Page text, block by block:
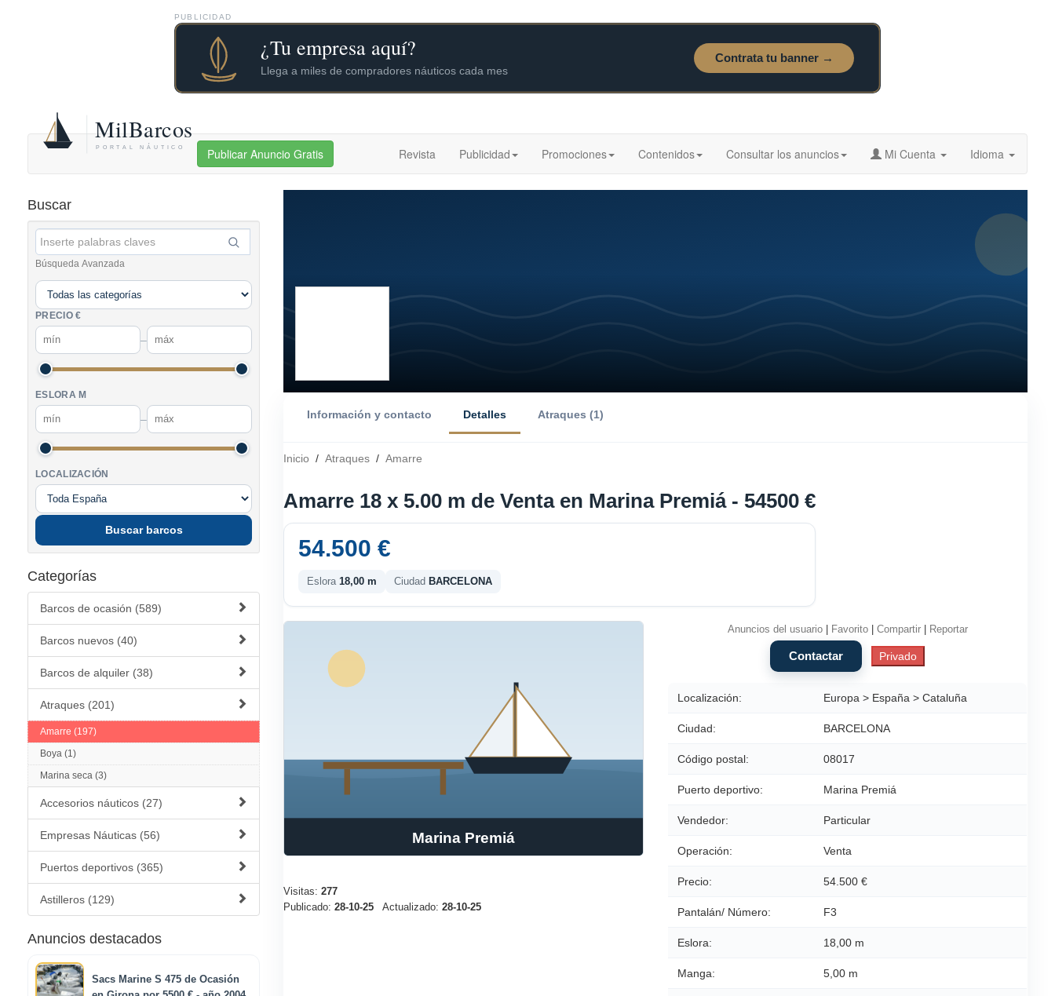
PUBLICIDAD
Publicar Anuncio Gratis Revista Publicidad Promociones Contenidos Consultar los anuncios Mi Cuenta Idioma
Buscar
Búsqueda Avanzada
PRECIO €
–
ESLORA M
–
LOCALIZACIÓN
Buscar barcos
Categorías
Barcos de ocasión (589)
Barcos nuevos (40)
Barcos de alquiler (38)
Atraques (201)
Amarre (197)
Boya (1)
Marina seca (3)
Accesorios náuticos (27)
Empresas Náuticas (56)
Puertos deportivos (365)
Astilleros (129)
Anuncios destacados
Sacs Marine S 475 de Ocasión
Información y contacto Detalles Atraques (1)
Inicio / Atraques / Amarre
Amarre 18 x 5.00 m de Venta en Marina Premiá - 54500 €
54.500 €
Eslora 18,00 m Ciudad BARCELONA
Marina Premiá
Visitas: 277
Publicado: 28-10-25 Actualizado: 28-10-25
Anuncios del usuario| Favorito| Compartir| Reportar
Localización: Europa > España > Cataluña
Ciudad: BARCELONA
Código postal: 08017
Puerto deportivo: Marina Premiá
Vendedor: Particular
Operación: Venta
Precio: 54.500 €
Pantalán/ Número: F3
Eslora: 18,00 m
Manga: 5,00 m